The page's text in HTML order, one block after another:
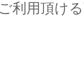
利用頂け